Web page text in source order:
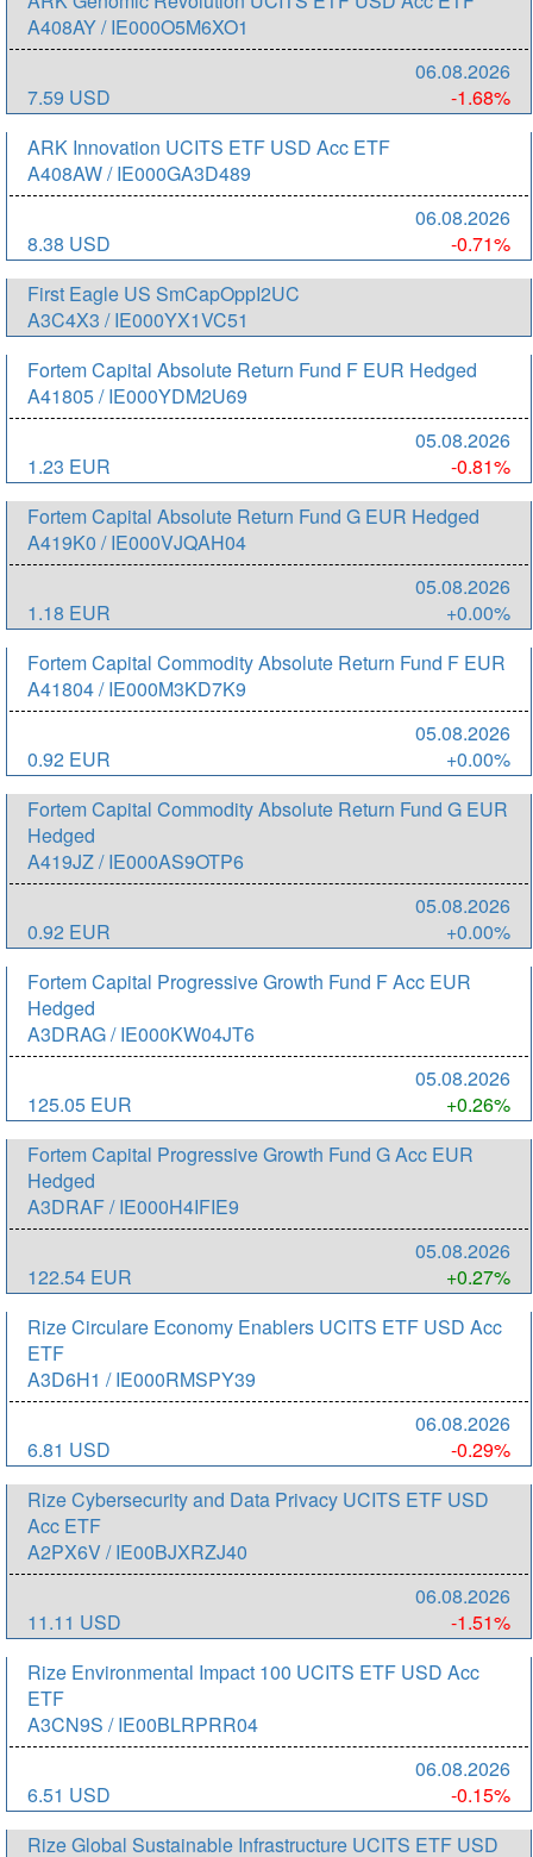
A408AY / IE000O5M6XO1
7.59 USD
06.08.2026
-1.68%
ARK Innovation UCITS ETF USD Acc ETF
A408AW / IE000GA3D489
8.38 USD
06.08.2026
-0.71%
First Eagle US SmCapOppI2UC
A3C4X3 / IE000YX1VC51
Fortem Capital Absolute Return Fund F EUR Hedged
A41805 / IE000YDM2U69
1.23 EUR
05.08.2026
-0.81%
Fortem Capital Absolute Return Fund G EUR Hedged
A419K0 / IE000VJQAH04
1.18 EUR
05.08.2026
+0.00%
Fortem Capital Commodity Absolute Return Fund F EUR
A41804 / IE000M3KD7K9
0.92 EUR
05.08.2026
+0.00%
Fortem Capital Commodity Absolute Return Fund G EUR
Hedged
A419JZ / IE000AS9OTP6
0.92 EUR
05.08.2026
+0.00%
Fortem Capital Progressive Growth Fund F Acc EUR
Hedged
A3DRAG / IE000KW04JT6
125.05 EUR
05.08.2026
+0.26%
Fortem Capital Progressive Growth Fund G Acc EUR
Hedged
A3DRAF / IE000H4IFIE9
122.54 EUR
05.08.2026
+0.27%
Rize Circulare Economy Enablers UCITS ETF USD Acc
ETF
A3D6H1 / IE000RMSPY39
6.81 USD
06.08.2026
-0.29%
Rize Cybersecurity and Data Privacy UCITS ETF USD
Acc ETF
A2PX6V / IE00BJXRZJ40
11.11 USD
06.08.2026
-1.51%
Rize Environmental Impact 100 UCITS ETF USD Acc
ETF
A3CN9S / IE00BLRPRR04
6.51 USD
06.08.2026
-0.15%
Rize Global Sustainable Infrastructure UCITS ETF USD